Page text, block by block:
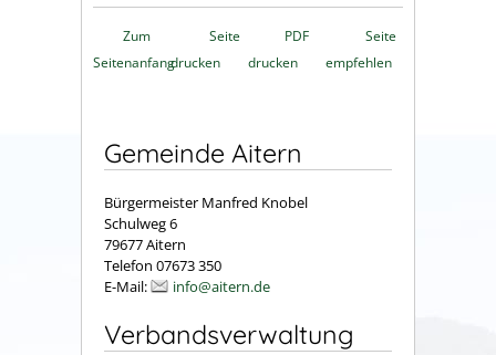
Zum
Seitenanfang
Seite
drucken
PDF
drucken
Seite
empfehlen
Gemeinde Aitern
Bürgermeister Manfred Knobel
Schulweg 6
79677 Aitern
Telefon 07673 350
E-Mail:
info@aitern.de
Verbandsverwaltung